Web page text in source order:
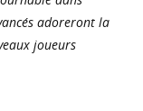
adoreront la
joueurs